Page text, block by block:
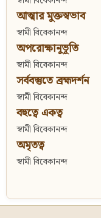
আত্মার মুক্তস্বভাব
স্বামী বিবেকানন্দ
অপরোক্ষানুভূতি
স্বামী বিবেকানন্দ
সর্ববস্তুতে ব্রহ্মদর্শন
স্বামী বিবেকানন্দ
বহুত্বে একত্ব
স্বামী বিবেকানন্দ
অমৃতত্ব
স্বামী বিবেকানন্দ